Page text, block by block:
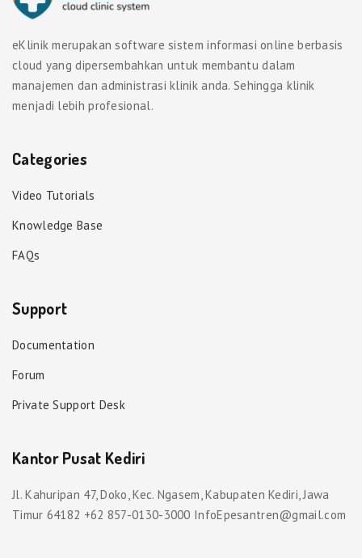
eKlinik merupakan software sistem informasi online berbasis
cloud yang dipersembahkan untuk membantu dalam
manajemen dan administrasi klinik anda. Sehingga klinik
menjadi lebih profesional.
Categories
Video Tutorials
Knowledge Base
FAQs
Support
Documentation
Forum
Private Support Desk
Kantor Pusat Kediri
Jl. Kahuripan 47, Doko, Kec. Ngasem, Kabupaten Kediri, Jawa
Timur 64182 +62 857-0130-3000 InfoEpesantren@gmail.com